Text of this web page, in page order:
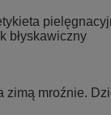
błyskawiczny
zimą mroźnie.